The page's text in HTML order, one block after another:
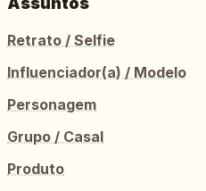
Retrato / Selfie
Influenciador(a) / Modelo
Personagem
Grupo / Casal
Produto